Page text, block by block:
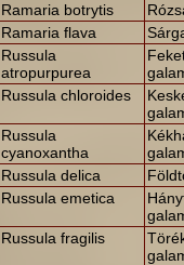
Ramaria botrytis
Ramaria flava
Russula
atropurpurea
Russula chloroides
Russula
cyanoxantha
Russula delica
Russula emetica
Russula fragilis